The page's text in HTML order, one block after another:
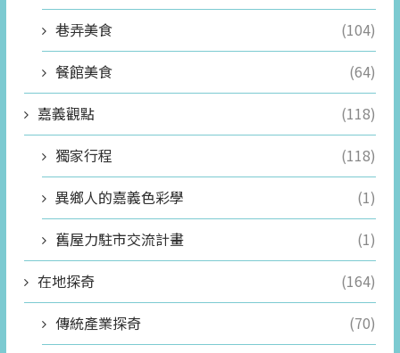
巷弄美食
(104)
餐館美食
(64)
嘉義觀點
(118)
獨家行程
(118)
異鄉人的嘉義色彩學
(1)
舊屋力駐市交流計畫
(1)
在地探奇
(164)
傳統產業探奇
(70)